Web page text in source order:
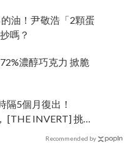
油！尹敬浩「2顆蛋
嗎？
濃醇巧克力 掀脆
隔5個月復出！
[THE INVERT] 挑戰
Recommended by